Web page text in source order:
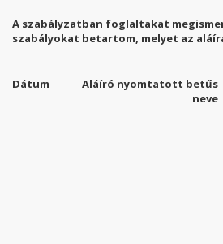
A szabályzatban foglaltakat
szabályokat betartom, melyet az
Dátum
Aláíró nyomtatott betűs
neve